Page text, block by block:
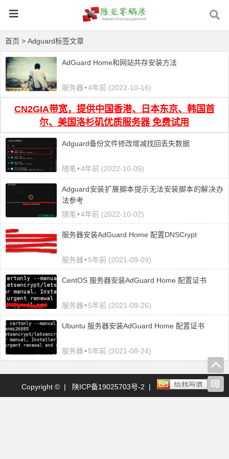
首页 > Adguard标签文章
AdGuard Home和网站共存安装方法
服务器•4年前 (2022-10-16)
CN2GIA带宽，提供中国香港、日本东京、韩国首
尔、美国洛杉矶优质服务器 免费试用
Adguard备份文件修改增减找回丢失数据
随笔•4年前 (2022-10-05)
Adguard安装扩展脚本提示无法安装脚本的解决办
法参考
随笔•4年前 (2022-10-02)
服务器安装AdGuard Home 配置DNSCrypt
服务器•5年前 (2021-09-09)
CentOS 服务器安装AdGuard Home 配置证书
服务器•5年前 (2021-08-26)
Ubuntu 服务器安装AdGuard Home 配置证书
服务器•5年前 (2021-08-24)
Copyright © | 陕ICP备19025703号-2 |